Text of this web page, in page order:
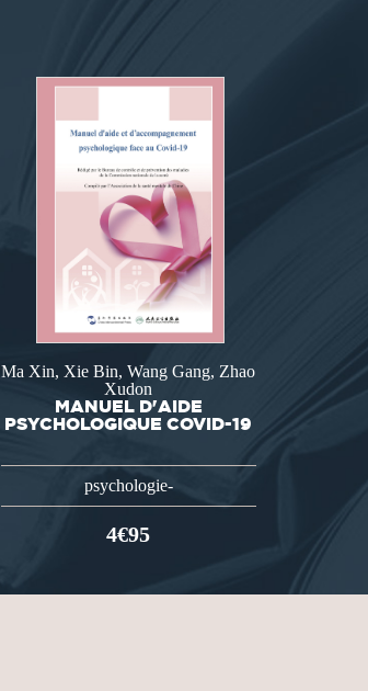
Ma Xin, Xie Bin, Wang Gang, Zhao
Xudon
MANUEL D'AIDE
PSYCHOLOGIQUE COVID-19
psychologie-
4€95